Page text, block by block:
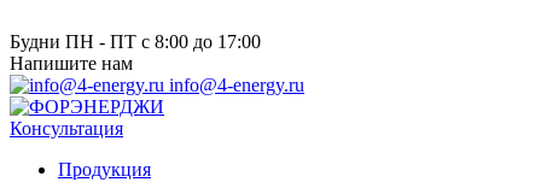
Будни ПН - ПТ с 8:00 до 17:00
Напишите нам
info@4-energy.ru
Консультация
Продукция